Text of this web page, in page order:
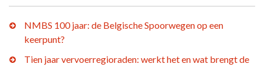
NMBS 100 jaar: de Belgische Spoorwegen op een
keerpunt?
Tien jaar vervoerregioraden: werkt het en wat brengt de